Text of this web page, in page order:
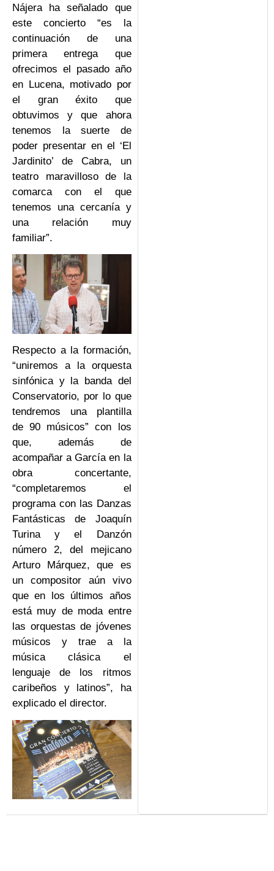
Nájera ha señalado que
este concierto “es la
continuación de una
primera entrega que
ofrecimos el pasado año
en Lucena, motivado por
el gran éxito que
obtuvimos y que ahora
tenemos la suerte de
poder presentar en el ‘El
Jardinito’ de Cabra, un
teatro maravilloso de la
comarca con el que
tenemos una cercanía y
una relación muy
familiar”.
Respecto a la formación,
“uniremos a la orquesta
sinfónica y la banda del
Conservatorio, por lo que
tendremos una plantilla
de 90 músicos” con los
que, además de
acompañar a García en la
obra concertante,
“completaremos el
programa con las Danzas
Fantásticas de Joaquín
Turina y el Danzón
número 2, del mejicano
Arturo Márquez, que es
un compositor aún vivo
que en los últimos años
está muy de moda entre
las orquestas de jóvenes
músicos y trae a la
música clásica el
lenguaje de los ritmos
caribeños y latinos”, ha
explicado el director.